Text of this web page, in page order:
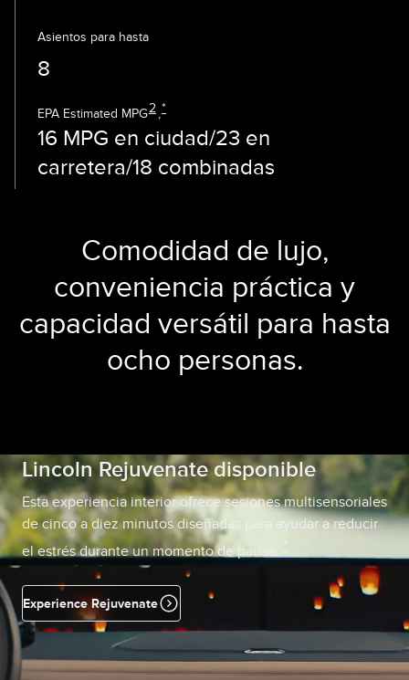
Asientos para hasta
8
EPA Estimated MPG2 *
16 MPG en ciudad/23 en
carretera/18 combinadas
Comodidad de lujo,
conveniencia práctica y
capacidad versátil para hasta
ocho personas.
Lincoln Rejuvenate disponible
Esta experiencia interior ofrece sesiones multisensoriales
de cinco a diez minutos diseñadas para ayudar a reducir
el estrés durante un momento de pausa.*
Experience Rejuvenate